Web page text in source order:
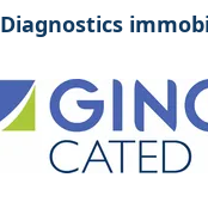
Diagnostics